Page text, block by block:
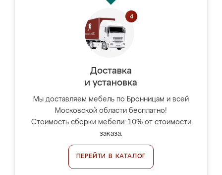
Доставка
и установка
Мы доставляем мебель по Бронницам и всей
Московской области бесплатно!
Стоимость сборки мебели: 10% от стоимости
заказа.
ПЕРЕЙТИ В КАТАЛОГ